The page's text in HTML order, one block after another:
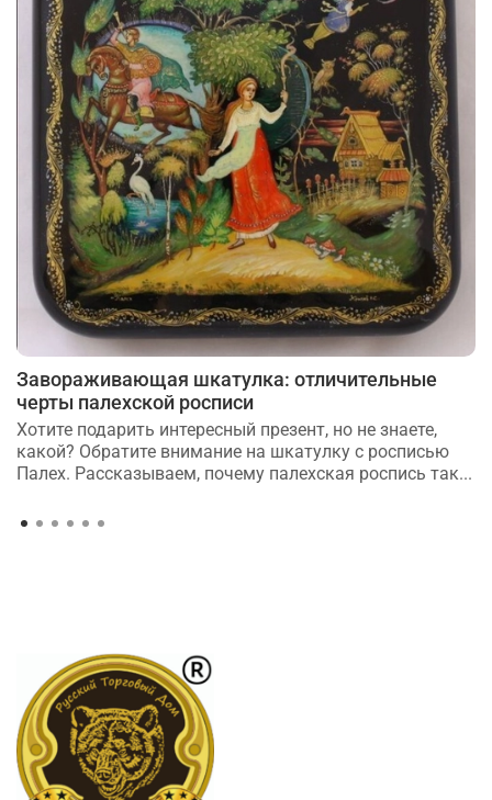
Завораживающая шкатулка: отличительные
черты палехской росписи
Хотите подарить интересный презент, но не знаете,
какой? Обратите внимание на шкатулку с росписью
Палех. Рассказываем, почему палехская роспись так...